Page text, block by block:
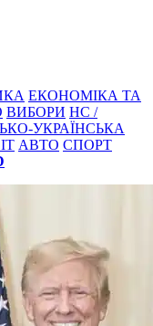
ЕКОНОМІКА ТА
ВИБОРИ НС /
УКРАЇНСЬКА
АВТО СПОРТ